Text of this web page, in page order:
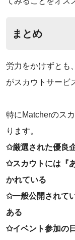
まとめ
労力をかけずとも
がスカウトサービ
特にMatcherのス
ります。
✩厳選された優良
✩スカウトには『
かれている
✩一般公開されて
ある
✩イベント参加の